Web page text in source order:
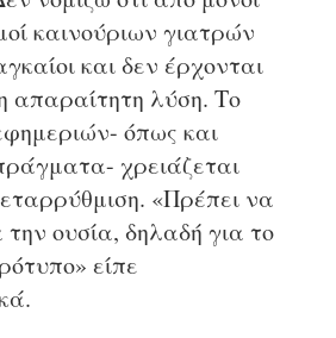
καινούριων γιατρών
και δεν έρχονται
απαραίτητη λύση. Το
όπως και
χρειάζεται
«Πρέπει να
την ουσία, δηλαδή για το
είπε